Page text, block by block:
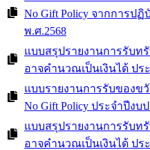
No Gift Policy จากการป
พ.ศ.2568
แบบสรุปรายงานการรับ
อาจคำนวณเป็นเงินได้ ปร
แบบรายงานการรับของ
No Gift Policy ประจำปีงบ
แบบสรุปรายงานการรับ
อาจคำนวณเป็นเงินได้ ปร